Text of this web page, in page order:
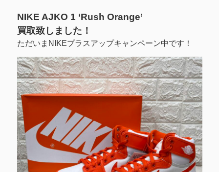
NIKE AJKO 1 ‘Rush Orange’
買取致しました！
ただいまNIKEプラスアップキャンペーン中です！